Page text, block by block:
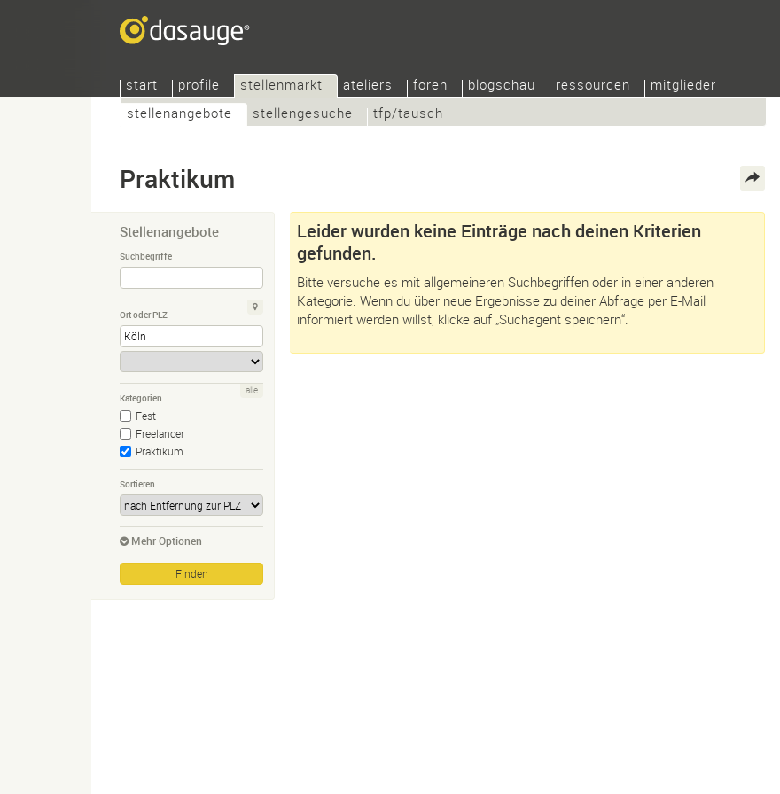
start profile
stellenmarkt
stellenangebote
stellengesuche tfp/tausch
ateliers foren blogschau ressourcen mitglieder
Praktikum
Stellenangebote
Suchbegriffe
Ort oder PLZ
Kategorien
Fest
Freelancer
Praktikum
alle
Sortieren
Mehr Optionen
Leider wurden keine Einträge nach deinen Kriterien
gefunden.
Bitte versuche es mit allgemeineren Suchbegriffen oder in einer anderen
Kategorie. Wenn du über neue Ergebnisse zu deiner Abfrage per E-Mail
informiert werden willst, klicke auf „Suchagent speichern“.